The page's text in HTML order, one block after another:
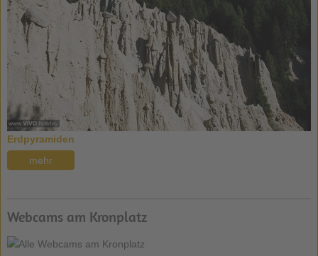
Erdpyramiden
mehr
Webcams am Kronplatz